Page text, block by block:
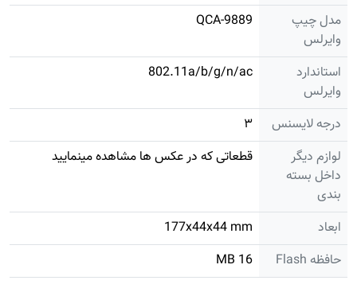
مدل چیپ
وایرلس
QCA-9889
استاندارد
وایرلس
802.11a/b/g/n/ac
درجه لایسنس
۳
لوازم دیگر
داخل بسته
بندی
قطعاتی که در عکس ها مشاهده مینمایید
ابعاد
177x44x44 mm
حافظه Flash
16 MB